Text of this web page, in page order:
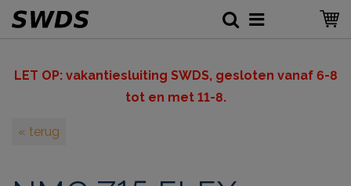
LET OP: vakantiesluiting SWDS, gesloten vanaf 6-8
tot en met 11-8.
« terug